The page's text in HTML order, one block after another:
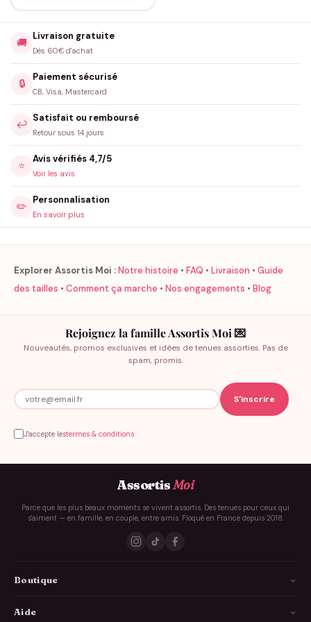
🚚
Livraison gratuite
Dès 60€ d'achat
🔒
Paiement sécurisé
CB, Visa, Mastercard
↩️
Satisfait ou remboursé
Retour sous 14 jours
⭐
Avis vérifiés 4,7/5
Voir les avis
✏️
Personnalisation
En savoir plus
Explorer Assortis Moi :Notre histoire • FAQ • Livraison • Guide
des tailles • Comment ça marche • Nos engagements • Blog
Rejoignez la famille Assortis Moi 💌
Nouveautés, promos exclusives et idées de tenues assorties. Pas de
spam, promis.
J'accepte lestermes & conditions
AssortisMoi
Parce que les plus beaux moments se vivent assortis. Des tenues pour ceux qui
s'aiment — en famille, en couple, entre amis. Floqué en France depuis 2018.
Boutique
Aide